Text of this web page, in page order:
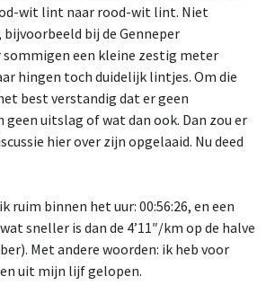
wit lint naar rood-wit lint. Niet
bijvoorbeeld bij de Genneper
een kleine zestig meter
hingen toch duidelijk lintjes. Om die
best verstandig dat er geen
uitslag of wat dan ook. Dan zou er
hier over zijn opgelaaid. Nu deed
ruim binnen het uur: 00:56:26, en een
sneller is dan de 4’11″/km op de halve
Met andere woorden: ik heb voor
uit mijn lijf gelopen.